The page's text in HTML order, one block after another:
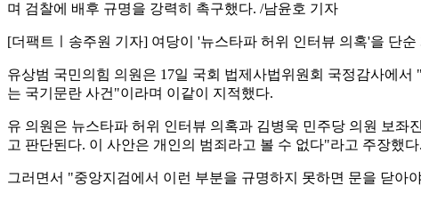
며 검찰에 배후 규명을 강력히 촉구했다. /남윤호 기자
[더팩트ㅣ송주원 기자] 여당이 '뉴스타파 허위 인터뷰 의혹'을 단
유상범 국민의힘 의원은 17일 국회 법제사법위원회 국정감사에
는 국기문란 사건"이라며 이같이 지적했다.
유 의원은 뉴스타파 허위 인터뷰 의혹과 김병욱 민주당 의원 보
고 판단된다. 이 사안은 개인의 범죄라고 볼 수 없다"라고 주장했다.
그러면서 "중앙지검에서 이런 부분을 규명하지 못하면 문을 닫